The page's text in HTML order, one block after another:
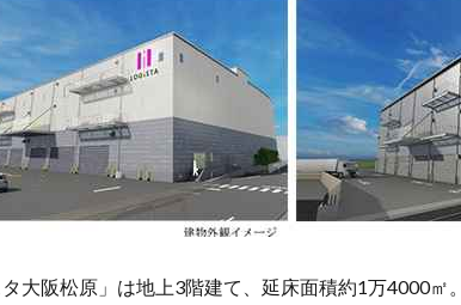
タ大阪松原」は地上3階建て、延床面積約1万4000